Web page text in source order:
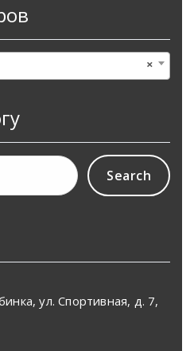
×
Search
ул. Спортивная, д. 7,